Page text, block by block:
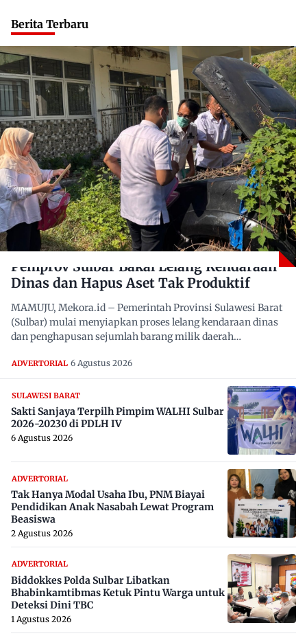
Berita Terbaru
Pemprov Sulbar Bakal Lelang Kendaraan
Dinas dan Hapus Aset Tak Produktif
MAMUJU, Mekora.id – Pemerintah Provinsi Sulawesi Barat
(Sulbar) mulai menyiapkan proses lelang kendaraan dinas
dan penghapusan sejumlah barang milik daerah…
ADVERTORIAL 6 Agustus 2026
SULAWESI BARAT
Sakti Sanjaya Terpilh Pimpim WALHI Sulbar
2026-20230 di PDLH IV
6 Agustus 2026
ADVERTORIAL
Tak Hanya Modal Usaha Ibu, PNM Biayai
Pendidikan Anak Nasabah Lewat Program
Beasiswa
2 Agustus 2026
ADVERTORIAL
Biddokkes Polda Sulbar Libatkan
Bhabinkamtibmas Ketuk Pintu Warga untuk
Deteksi Dini TBC
1 Agustus 2026